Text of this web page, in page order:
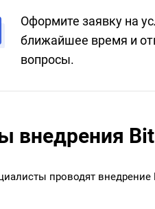
Оформите заявку на
ближайшее время и
вопросы.
внедрения
проводят внедрение